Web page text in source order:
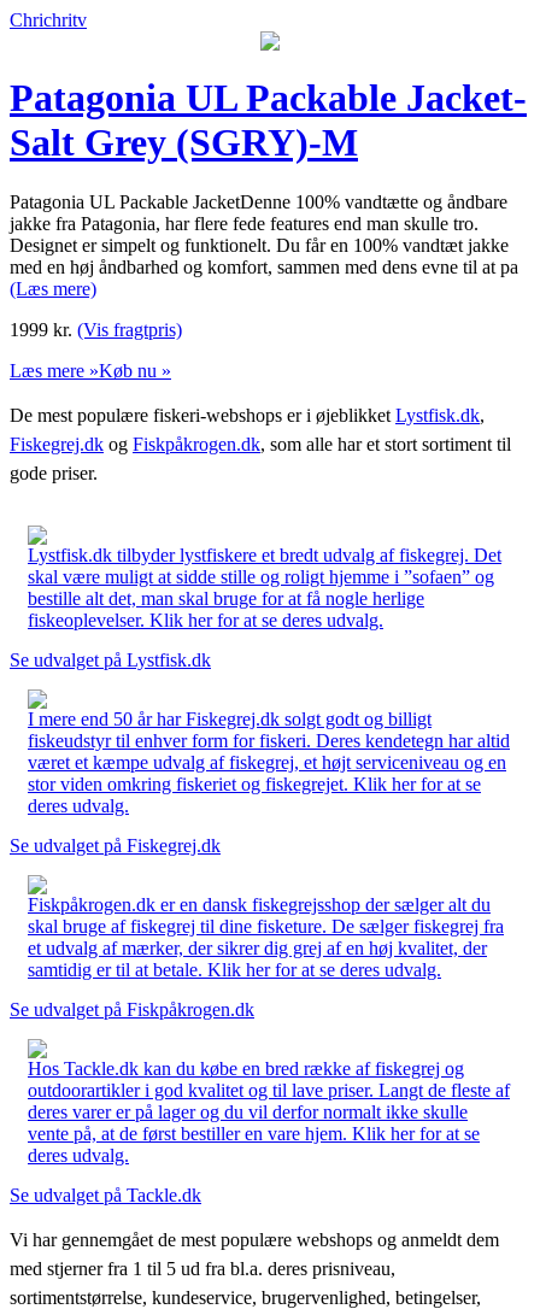
Chrichritv
Patagonia UL Packable Jacket-
Salt Grey (SGRY)-M
Patagonia UL Packable JacketDenne 100% vandtætte og åndbare
jakke fra Patagonia, har flere fede features end man skulle tro.
Designet er simpelt og funktionelt. Du får en 100% vandtæt jakke
med en høj åndbarhed og komfort, sammen med dens evne til at pa
(Læs mere)
1999 kr. (Vis fragtpris)
Læs mere »Køb nu »
De mest populære fiskeri-webshops er i øjeblikket Lystfisk.dk,
Fiskegrej.dk og Fiskpåkrogen.dk, som alle har et stort sortiment til
gode priser.
Lystfisk.dk tilbyder lystfiskere et bredt udvalg af fiskegrej. Det
skal være muligt at sidde stille og roligt hjemme i ”sofaen” og
bestille alt det, man skal bruge for at få nogle herlige
fiskeoplevelser. Klik her for at se deres udvalg.
Se udvalget på Lystfisk.dk
I mere end 50 år har Fiskegrej.dk solgt godt og billigt
fiskeudstyr til enhver form for fiskeri. Deres kendetegn har altid
været et kæmpe udvalg af fiskegrej, et højt serviceniveau og en
stor viden omkring fiskeriet og fiskegrejet. Klik her for at se
deres udvalg.
Se udvalget på Fiskegrej.dk
Fiskpåkrogen.dk er en dansk fiskegrejsshop der sælger alt du
skal bruge af fiskegrej til dine fisketure. De sælger fiskegrej fra
et udvalg af mærker, der sikrer dig grej af en høj kvalitet, der
samtidig er til at betale. Klik her for at se deres udvalg.
Se udvalget på Fiskpåkrogen.dk
Hos Tackle.dk kan du købe en bred række af fiskegrej og
outdoorartikler i god kvalitet og til lave priser. Langt de fleste af
deres varer er på lager og du vil derfor normalt ikke skulle
vente på, at de først bestiller en vare hjem. Klik her for at se
deres udvalg.
Se udvalget på Tackle.dk
Vi har gennemgået de mest populære webshops og anmeldt dem
med stjerner fra 1 til 5 ud fra bl.a. deres prisniveau,
sortimentstørrelse, kundeservice, brugervenlighed, betingelser,